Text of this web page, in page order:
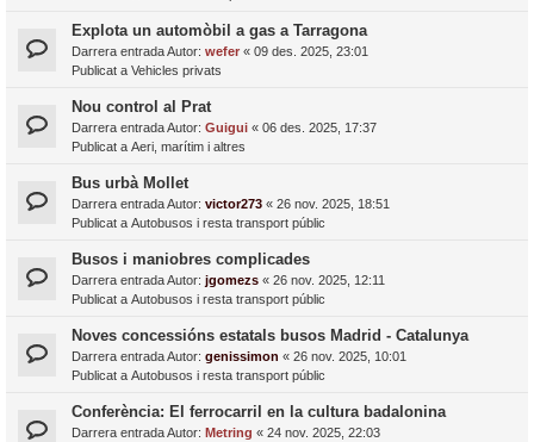
Explota un automòbil a gas a Tarragona
Darrera entrada Autor: wefer « 09 des. 2025, 23:01
Publicat a Vehicles privats
Nou control al Prat
Darrera entrada Autor: Guigui « 06 des. 2025, 17:37
Publicat a Aeri, marítim i altres
Bus urbà Mollet
Darrera entrada Autor: victor273 « 26 nov. 2025, 18:51
Publicat a Autobusos i resta transport públic
Busos i maniobres complicades
Darrera entrada Autor: jgomezs « 26 nov. 2025, 12:11
Publicat a Autobusos i resta transport públic
Noves concessións estatals busos Madrid - Catalunya
Darrera entrada Autor: genissimon « 26 nov. 2025, 10:01
Publicat a Autobusos i resta transport públic
Conferència: El ferrocarril en la cultura badalonina
Darrera entrada Autor: Metring « 24 nov. 2025, 22:03